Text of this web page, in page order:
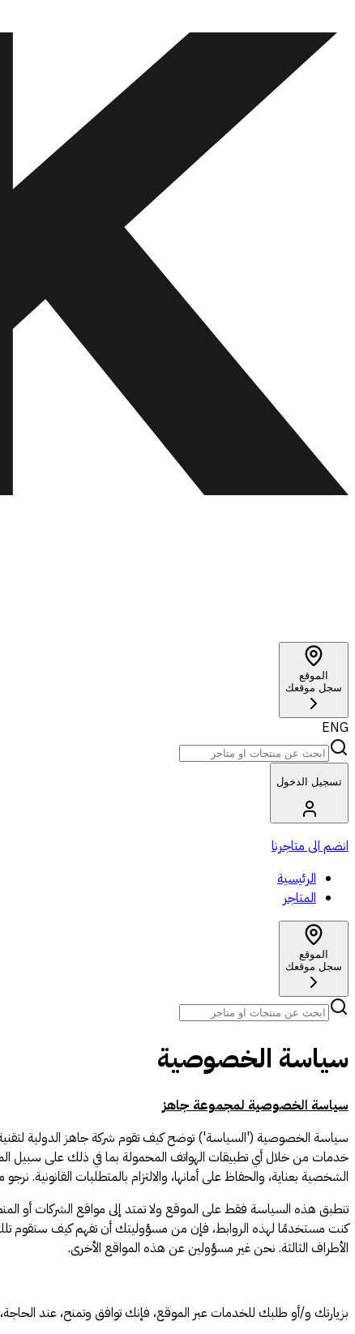
الموقع
سجل موقعك
ENG
تسجيل الدخول
انضم الى متاجرنا
الرئيسية
المتاجر
الموقع
سجل موقعك
سياسة الخصوصية
سياسة الخصوصية لمجموعة جاهز
سياسة الخصوصية ('السياسة') توضح كيف تقوم شركة جاهز الدولية لتقنية
خدمات من خلال أي تطبيقات الهواتف المحمولة بما في ذلك على سبيل
الشخصية بعناية، والحفاظ على أمانها، والالتزام بالمتطلبات
تنطبق هذه السياسة فقط على الموقع ولا تمتد إلى مواقع الشركات أو
كنت مستخدمًا لهذه الروابط، فإن من مسؤوليتك أن تفهم كيف ستقوم تلك
الأطراف الثالثة. نحن غير مسؤولين عن هذه المواقع الأخرى.
بزيارتك و/أو طلبك للخدمات عبر الموقع، فإنك توافق وتمنح، عند